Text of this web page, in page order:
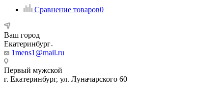
Сравнение товаров0
Ваш город
Екатеринбург
1mens1@mail.ru
Первый мужской
г. Екатеринбург, ул. Луначарского 60